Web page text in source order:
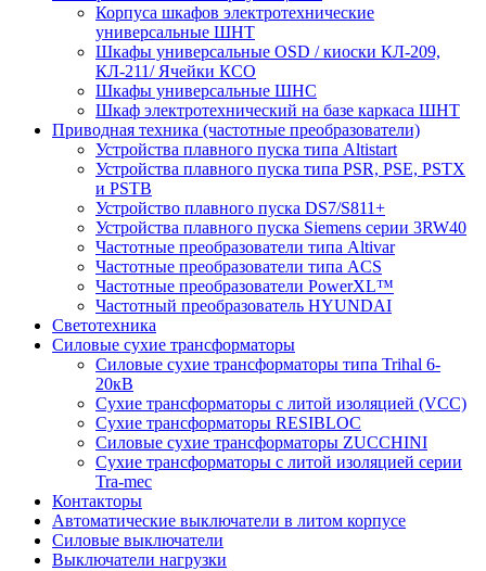
Корпуса шкафов электротехнические
универсальные ШНТ
Шкафы универсальные OSD / киоски КЛ-209,
КЛ-211/ Ячейки КСО
Шкафы универсальные ШНС
Шкаф электротехнический на базе каркаса ШНТ
Приводная техника (частотные преобразователи)
Устройства плавного пуска типа Altistart
Устройства плавного пуска типа PSR, PSE, PSTX
и PSTB
Устройство плавного пуска DS7/S811+
Устройства плавного пуска Siemens серии 3RW40
Частотные преобразователи типа Altivar
Частотные преобразователи типа ACS
Частотные преобразователи PowerXL™
Частотный преобразователь HYUNDAI
Светотехника
Силовые сухие трансформаторы
Силовые сухие трансформаторы типа Trihal 6-
20кВ
Сухие трансформаторы с литой изоляцией (VCC)
Сухие трансформаторы RESIBLOC
Силовые сухие трансформаторы ZUCCHINI
Сухие трансформаторы с литой изоляцией серии
Tra-mec
Контакторы
Автоматические выключатели в литом корпусе
Силовые выключатели
Выключатели нагрузки